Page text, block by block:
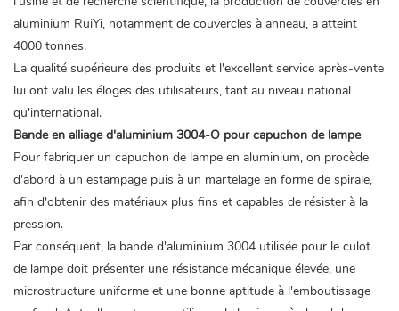
aluminium RuiYi, notamment de couvercles à anneau, a atteint
4000 tonnes.
La qualité supérieure des produits et l'excellent service après-vente
lui ont valu les éloges des utilisateurs, tant au niveau national
qu'international.
Bande en alliage d'aluminium 3004-O pour capuchon de lampe
Pour fabriquer un capuchon de lampe en aluminium, on procède
d'abord à un estampage puis à un martelage en forme de spirale,
afin d'obtenir des matériaux plus fins et capables de résister à la
pression.
Par conséquent, la bande d'aluminium 3004 utilisée pour le culot
de lampe doit présenter une résistance mécanique élevée, une
microstructure uniforme et une bonne aptitude à l'emboutissage